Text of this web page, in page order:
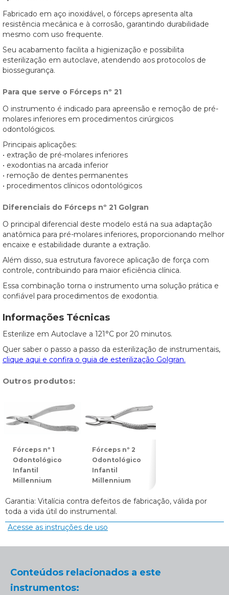
Fabricado em aço inoxidável, o fórceps apresenta alta
resistência mecânica e à corrosão, garantindo durabilidade
mesmo com uso frequente.
Seu acabamento facilita a higienização e possibilita
esterilização em autoclave, atendendo aos protocolos de
biossegurança.
Para que serve o Fórceps nº 21
O instrumento é indicado para apreensão e remoção de pré-
molares inferiores em procedimentos cirúrgicos
odontológicos.
Principais aplicações:
• extração de pré-molares inferiores
• exodontias na arcada inferior
• remoção de dentes permanentes
• procedimentos clínicos odontológicos
Diferenciais do Fórceps nº 21 Golgran
O principal diferencial deste modelo está na sua adaptação
anatômica para pré-molares inferiores, proporcionando melhor
encaixe e estabilidade durante a extração.
Além disso, sua estrutura favorece aplicação de força com
controle, contribuindo para maior eficiência clínica.
Essa combinação torna o instrumento uma solução prática e
confiável para procedimentos de exodontia.
Informações Técnicas
Esterilize em Autoclave a 121°C por 20 minutos.
Quer saber o passo a passo da esterilização de instrumentais,
clique aqui e confira o guia de esterilização Golgran.
Outros produtos:
Fórceps nº 1
Odontológico
Infantil
Millennium
Fórceps nº 2
Odontológico
Infantil
Millennium
Garantia: Vitalícia contra defeitos de fabricação, válida por
toda a vida útil do instrumental.
Acesse as instruções de uso
Conteúdos relacionados a este
instrumentos: